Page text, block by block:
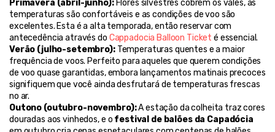
Primavera (abril-junho): Flores silvestres cobrem os vales, as
temperaturas são confortáveis e as condições de voo são
excelentes. Esta é a alta temporada, então reservar com
antecedência através do Cappadocia Balloon Ticket é essencial.
Verão (julho-setembro): Temperaturas quentes e a maior
frequência de voos. Perfeito para aqueles que querem condições
de voo quase garantidas, embora lançamentos matinais precoces
signifiquem que você ainda desfrutará de temperaturas frescas
no ar.
Outono (outubro-novembro): A estação da colheita traz cores
douradas aos vinhedos, e o festival de balões da Capadócia